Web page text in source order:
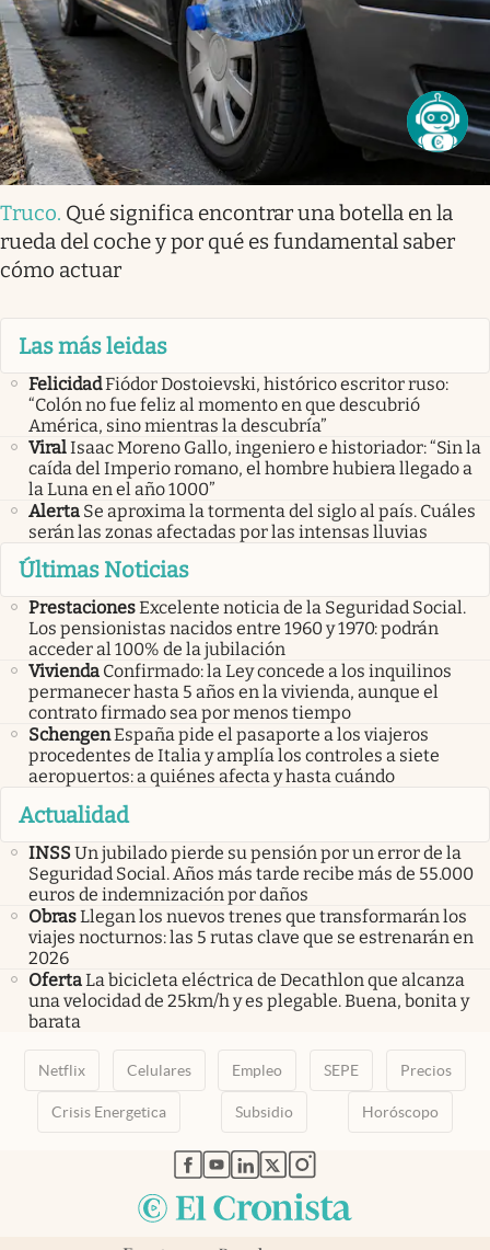
Truco. Qué significa encontrar una botella en la
rueda del coche y por qué es fundamental saber
cómo actuar
Las más leidas
FelicidadFiódor Dostoievski, histórico escritor ruso:
“Colón no fue feliz al momento en que descubrió
América, sino mientras la descubría”
ViralIsaac Moreno Gallo, ingeniero e historiador: “Sin la
caída del Imperio romano, el hombre hubiera llegado a
la Luna en el año 1000”
Alerta Se aproxima la tormenta del siglo al país. Cuáles
serán las zonas afectadas por las intensas lluvias
Últimas Noticias
PrestacionesExcelente noticia de la Seguridad Social.
Los pensionistas nacidos entre 1960 y 1970: podrán
acceder al 100% de la jubilación
Vivienda Confirmado: la Ley concede a los inquilinos
permanecer hasta 5 años en la vivienda, aunque el
contrato firmado sea por menos tiempo
SchengenEspaña pide el pasaporte a los viajeros
procedentes de Italia y amplía los controles a siete
aeropuertos: a quiénes afecta y hasta cuándo
Actualidad
INSSUn jubilado pierde su pensión por un error de la
Seguridad Social. Años más tarde recibe más de 55.000
euros de indemnización por daños
ObrasLlegan los nuevos trenes que transformarán los
viajes nocturnos: las 5 rutas clave que se estrenarán en
2026
OfertaLa bicicleta eléctrica de Decathlon que alcanza
una velocidad de 25km/h y es plegable. Buena, bonita y
barata
Netflix Celulares Empleo SEPE Precios
Crisis Energetica Subsidio Horóscopo
abre en nueva pestaña
abre en nueva pestaña
abre en nueva pestaña
abre en nueva pestaña
abre en nueva pestaña